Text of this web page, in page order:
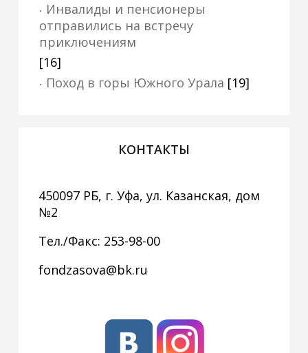
Инвалиды и пенсионеры
отправились на встречу
приключениям
[16]
Поход в горы Южного Урала [19]
КОНТАКТЫ
450097 РБ, г. Уфа, ул. Казанская, дом
№2
Тел./Факс: 253-98-00
fondzasova@bk.ru